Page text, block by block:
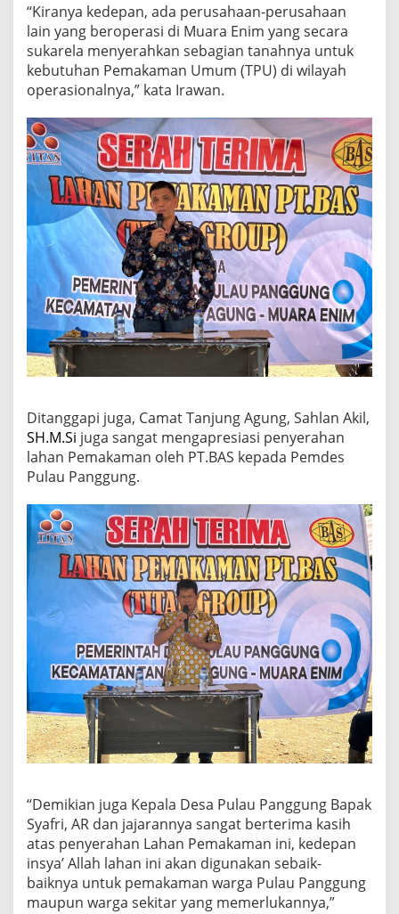
“Kiranya kedepan, ada perusahaan-perusahaan
lain yang beroperasi di Muara Enim yang secara
sukarela menyerahkan sebagian tanahnya untuk
kebutuhan Pemakaman Umum (TPU) di wilayah
operasionalnya,” kata Irawan.
Ditanggapi juga, Camat Tanjung Agung, Sahlan Akil,
SH.M.Si juga sangat mengapresiasi penyerahan
lahan Pemakaman oleh PT.BAS kepada Pemdes
Pulau Panggung.
“Demikian juga Kepala Desa Pulau Panggung Bapak
Syafri, AR dan jajarannya sangat berterima kasih
atas penyerahan Lahan Pemakaman ini, kedepan
insya’ Allah lahan ini akan digunakan sebaik-
baiknya untuk pemakaman warga Pulau Panggung
maupun warga sekitar yang memerlukannya,”